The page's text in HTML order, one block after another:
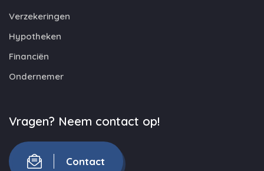
Verzekeringen
Hypotheken
Financiën
Ondernemer
Vragen? Neem contact op!
Contact